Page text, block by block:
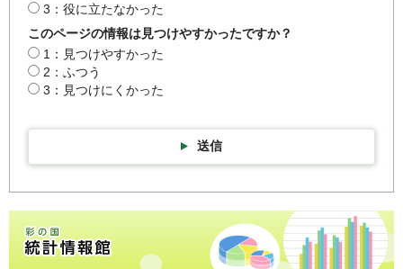
3：役に立たなかった
このページの情報は見つけやすかったですか？
1：見つけやすかった
2：ふつう
3：見つけにくかった
送信
彩の国統計情報館トップページ